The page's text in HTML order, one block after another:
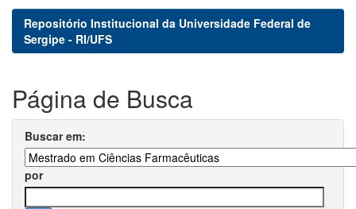
Repositório Institucional da Universidade Federal de
Sergipe - RI/UFS
Página de Busca
Buscar em:
por